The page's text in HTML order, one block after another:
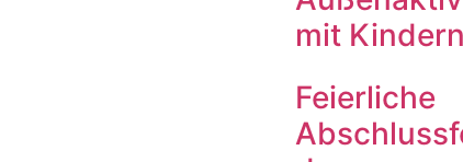
mit Kindern
Feierliche